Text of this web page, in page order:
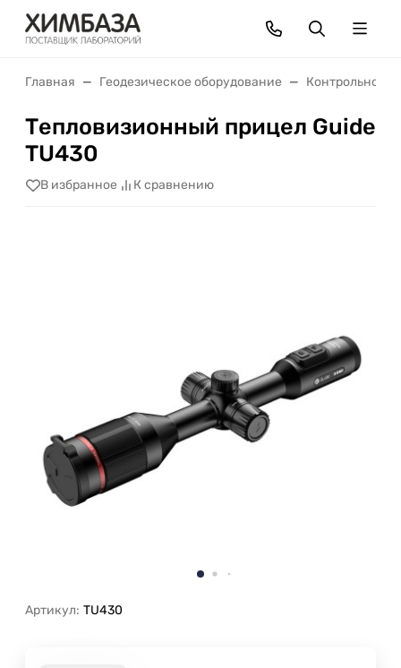
Главная Геодезическое оборудование Контрольно-
Тепловизионный прицел Guide
TU430
В избранное К сравнению
Артикул: TU430